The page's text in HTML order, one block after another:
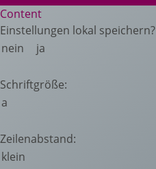
Content
Einstellungen lokal speichern?
nein
ja
Schriftgröße:
a
Zeilenabstand:
klein